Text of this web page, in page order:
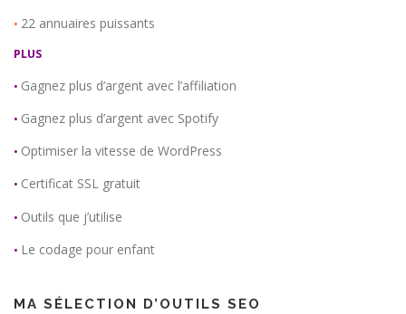
• 22 annuaires puissants
PLUS
• Gagnez plus d’argent avec l’affiliation
• Gagnez plus d’argent avec Spotify
• Optimiser la vitesse de WordPress
• Certificat SSL gratuit
• Outils que j’utilise
• Le codage pour enfant
MA SÉLECTION D’OUTILS SEO